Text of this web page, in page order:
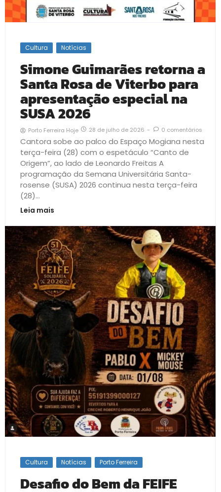
Cultura Notícias
Simone Guimarães retorna a
Santa Rosa de Viterbo para
apresentação especial na
SUSA 2026
Porto Ferreira Hoje 28 de julho de 2026 - 0 comentários
Cantora sobe ao palco do Espaço Mogiana nesta
terça-feira (28) com o espetáculo “Canto de
Origem”, ao lado de Leonardo Freitas A
programação da Semana Universitária Santa-
rosense (SUSA) 2026 continua nesta terça-feira
(28)...
Leia mais
Cultura Notícias Porto Ferreira
Desafio do Bem da FEIFE